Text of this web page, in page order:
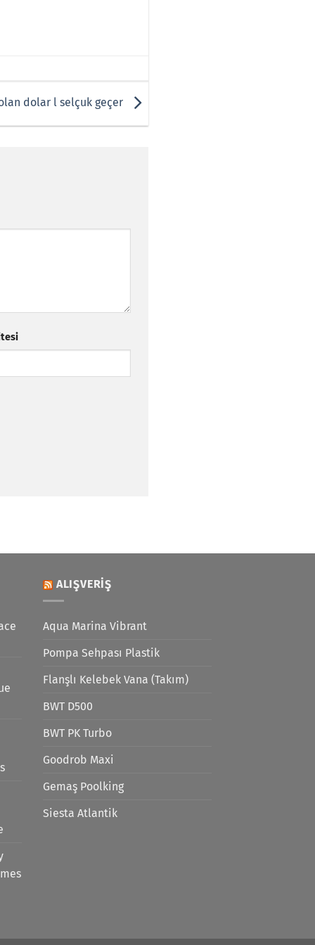
dolar l selçuk geçer
ALIŞVERIŞ
Aqua Marina Vibrant
Pompa Sehpası Plastik
Flanşlı Kelebek Vana (Takım)
BWT D500
BWT PK Turbo
Goodrob Maxi
Gemaş Poolking
Siesta Atlantik